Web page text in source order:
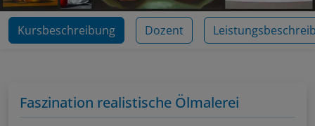
Kursbeschreibung Dozent
Faszination realistische Ölmalerei